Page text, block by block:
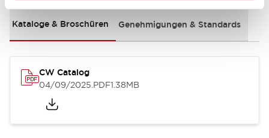
Kataloge & Broschüren Genehmigungen & Standards
CW Catalog
04/09/2025.PDF1.38MB